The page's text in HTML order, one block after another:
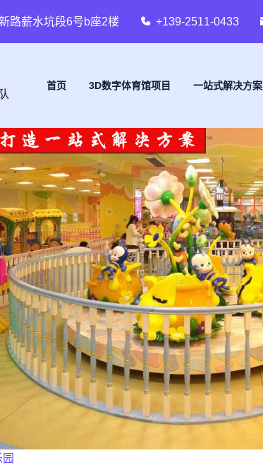
路薪水坑段6号b座2楼 +139-2511-0433
首页 3D数字体育馆项目 一站式解决方案